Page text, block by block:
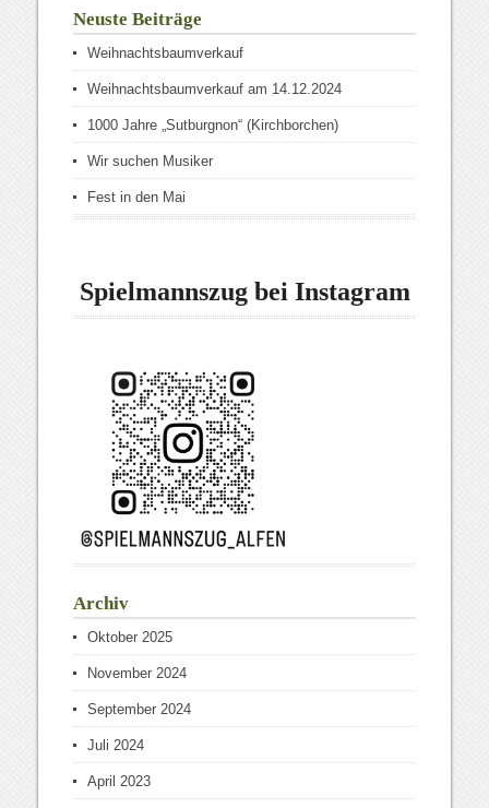
Neuste Beiträge
Weihnachtsbaumverkauf
Weihnachtsbaumverkauf am 14.12.2024
1000 Jahre „Sutburgnon“ (Kirchborchen)
Wir suchen Musiker
Fest in den Mai
Spielmannszug bei Instagram
Archiv
Oktober 2025
November 2024
September 2024
Juli 2024
April 2023